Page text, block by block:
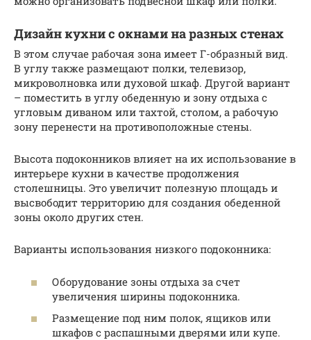
Дизайн кухни с окнами на разных стенах
В этом случае рабочая зона имеет Г-образный вид.
В углу также размещают полки, телевизор,
микроволновка или духовой шкаф. Другой вариант
– поместить в углу обеденную и зону отдыха с
угловым диваном или тахтой, столом, а рабочую
зону перенести на противоположные стены.
Высота подоконников влияет на их использование в
интерьере кухни в качестве продолжения
столешницы. Это увеличит полезную площадь и
высвободит территорию для создания обеденной
зоны около других стен.
Варианты использования низкого подоконника:
Оборудование зоны отдыха за счет
увеличения ширины подоконника.
Размещение под ним полок, ящиков или
шкафов с распашными дверями или купе.